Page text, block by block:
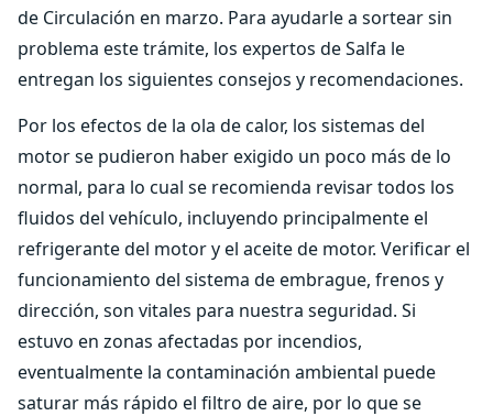
de Circulación en marzo. Para ayudarle a sortear sin
problema este trámite, los expertos de Salfa le
entregan los siguientes consejos y recomendaciones.
Por los efectos de la ola de calor, los sistemas del
motor se pudieron haber exigido un poco más de lo
normal, para lo cual se recomienda revisar todos los
fluidos del vehículo, incluyendo principalmente el
refrigerante del motor y el aceite de motor. Verificar el
funcionamiento del sistema de embrague, frenos y
dirección, son vitales para nuestra seguridad. Si
estuvo en zonas afectadas por incendios,
eventualmente la contaminación ambiental puede
saturar más rápido el filtro de aire, por lo que se